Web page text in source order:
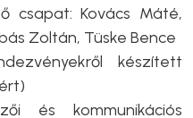
csapat: Kovács Máté,
Zoltán, Tüske Bence
készített
és kommunikációs